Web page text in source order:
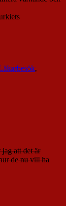
,
jag att det är
de nu vill ha